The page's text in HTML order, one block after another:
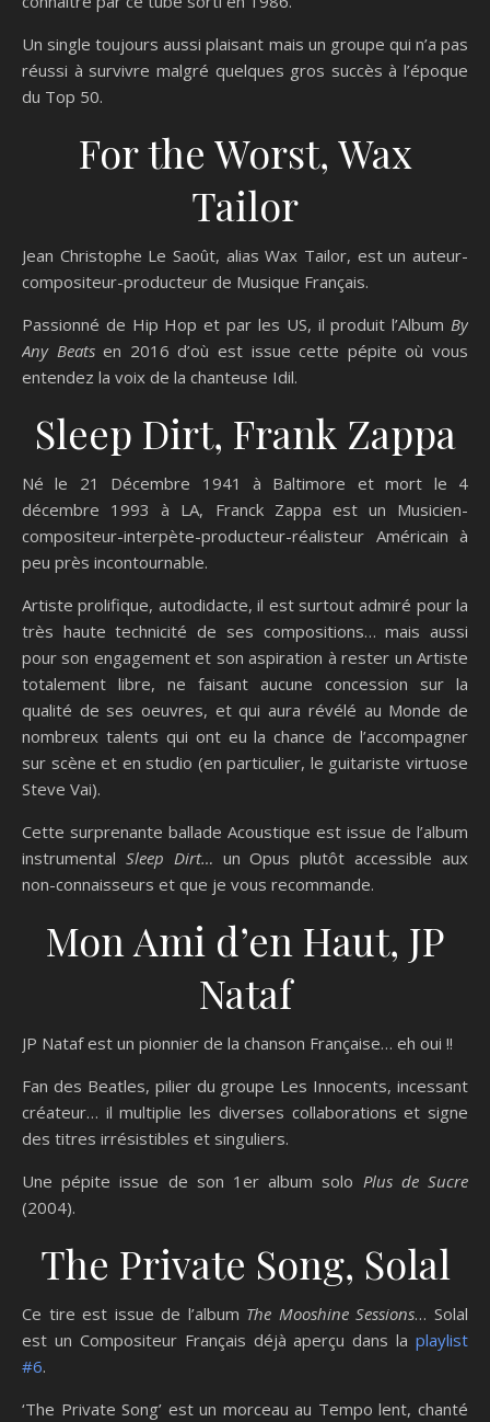
Un single toujours aussi plaisant mais un groupe qui n’a pas
réussi à survivre malgré quelques gros succès à l’époque
du Top 50.
For the Worst, Wax
Tailor
Jean Christophe Le Saoût, alias Wax Tailor, est un auteur-
compositeur-producteur de Musique Français.
Passionné de Hip Hop et par les US, il produit l’Album By
Any Beatsen 2016 d’où est issue cette pépite où vous
entendez la voix de la chanteuse Idil.
Sleep Dirt, Frank Zappa
Né le 21 Décembre 1941 à Baltimore et mort le 4
décembre 1993 à LA, Franck Zappa est un Musicien-
compositeur-interpète-producteur-réalisteur Américain à
peu près incontournable.
Artiste prolifique, autodidacte, il est surtout admiré pour la
très haute technicité de ses compositions… mais aussi
pour son engagement et son aspiration à rester un Artiste
totalement libre, ne faisant aucune concession sur la
qualité de ses oeuvres, et qui aura révélé au Monde de
nombreux talents qui ont eu la chance de l’accompagner
sur scène et en studio (en particulier, le guitariste virtuose
Steve Vai).
Cette surprenante ballade Acoustique est issue de l’album
instrumental Sleep Dirt… un Opus plutôt accessible aux
non-connaisseurs et que je vous recommande.
Mon Ami d’en Haut, JP
Nataf
JP Nataf est un pionnier de la chanson Française… eh oui !!
Fan des Beatles, pilier du groupe Les Innocents, incessant
créateur… il multiplie les diverses collaborations et signe
des titres irrésistibles et singuliers.
Une pépite issue de son 1er album solo Plus de Sucre
(2004).
The Private Song, Solal
Ce tire est issue de l’album The Mooshine Sessions… Solal
est un Compositeur Français déjà aperçu dans la playlist
#6.
‘The Private Song’ est un morceau au Tempo lent, chanté